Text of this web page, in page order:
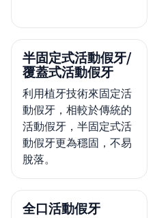
半固定式活動假牙/
覆蓋式活動假牙
利用植牙技術來固定活
動假牙，相較於傳統的
活動假牙，半固定式活
動假牙更為穩固，不易
脫落。
全口活動假牙